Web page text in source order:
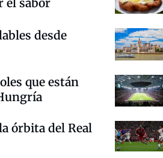
el sabor
desde
que están
órbita del Real